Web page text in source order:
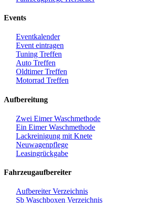
Events
Eventkalender
Event eintragen
Tuning Treffen
Auto Treffen
Oldtimer Treffen
Motorrad Treffen
Aufbereitung
Zwei Eimer Waschmethode
Ein Eimer Waschmethode
Lackreinigung mit Knete
Neuwagenpflege
Leasingrückgabe
Fahrzeugaufbereiter
Aufbereiter Verzeichnis
Sb Waschboxen Verzeichnis